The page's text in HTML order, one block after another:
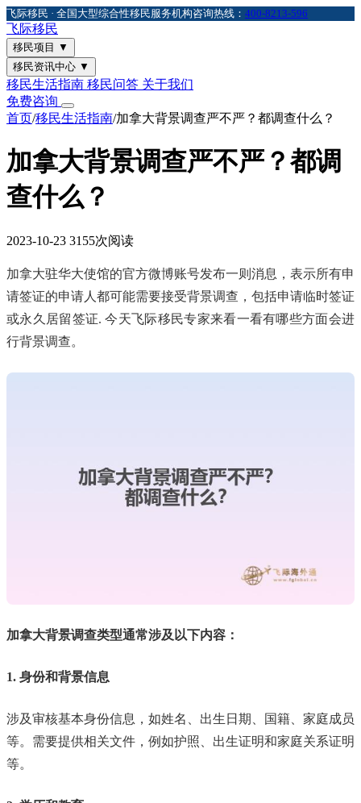
飞际移民 · 全国大型综合性移民服务机构咨询热线： 400-8213-596
飞际移民
移民项目 ▼
移民资讯中心 ▼
移民生活指南 移民问答 关于我们
免费咨询
首页/移民生活指南/加拿大背景调查严不严？都调查什么？
加拿大背景调查严不严？都调
查什么？
2023-10-23 3155次阅读
加拿大驻华大使馆的官方微博账号发布一则消息，表示所有申
请签证的申请人都可能需要接受背景调查，包括申请临时签证
或永久居留签证. 今天飞际移民专家来看一看有哪些方面会进
行背景调查。
加拿大背景调查类型通常涉及以下内容：
1. 身份和背景信息
涉及审核基本身份信息，如姓名、出生日期、国籍、家庭成员
等。需要提供相关文件，例如护照、出生证明和家庭关系证明
等。